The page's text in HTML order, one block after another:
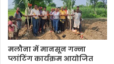
मलौना में मानसून गन्ना
प्लांटिंग कार्यक्रम आयोजित